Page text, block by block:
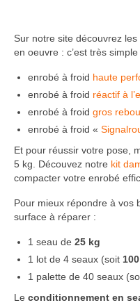
Sur notre site découvrez
en oeuvre : c’est très simple
enrobé à froid haute
enrobé à froid réactif à
enrobé à froid gros
enrobé à froid «
Et pour réussir votre pose,
5 kg. Découvez notre kit
compacter votre enrobé
Pour mieux répondre à vos
surface à réparer :
1 seau de 25 kg
1 lot de 4 seaux (soit
1 palette de 40 seaux
Le conditionnement en